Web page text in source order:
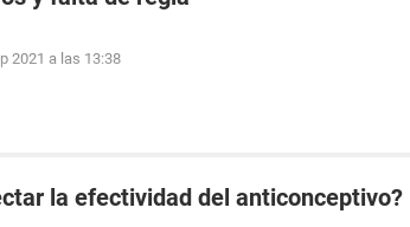
2021 a las 13:38
la efectividad del anticonceptivo?